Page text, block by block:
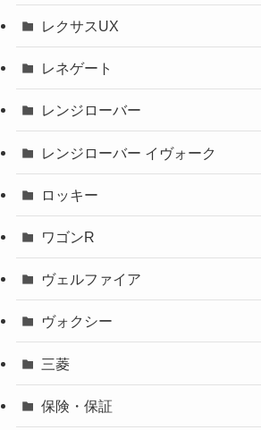
レクサスUX
レネゲート
レンジローバー
レンジローバー イヴォーク
ロッキー
ワゴンR
ヴェルファイア
ヴォクシー
三菱
保険・保証